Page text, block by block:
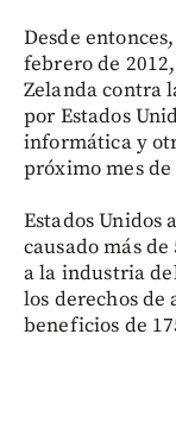
Desde
febrero de
Zelanda contra
por Estados
informática y
próximo mes de
Estados Unidos
causado más
a la industria
los derechos
beneficios de